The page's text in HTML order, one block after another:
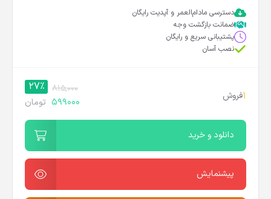
دسترسی مادام‌العمر و آپدیت رایگان
ضمانت بازگشت وجه
پشتیبانی سریع و رایگان
نصب آسان
1فروش
815,000
27%
599000 تومان
دانلود و خرید
پیشنمایش